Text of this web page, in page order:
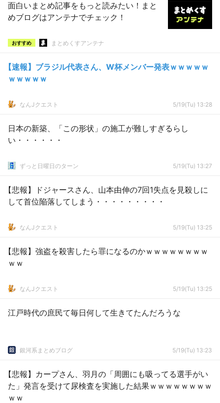
面白いまとめ記事をもっと読みたい！まと
めブログはアンテナでチェック！
おすすめ まとめくすアンテナ
【速報】ブラジル代表さん、W杯メンバー発表ｗｗｗｗｗ
ｗｗｗｗｗ
なんJクエスト 5/19(Tu) 13:28
日本の新築、「この形状」の施工が難しすぎるらし
い・・・・・・
ずっと日曜日のターン 5/19(Tu) 13:27
【悲報】ドジャースさん、山本由伸の7回1失点を見殺しに
して首位陥落してしまう・・・・・・・・・
なんJクエスト 5/19(Tu) 13:25
【悲報】強盗を殺害したら罪になるのかｗｗｗｗｗｗｗｗ
ｗｗ
なんJクエスト 5/19(Tu) 13:25
江戸時代の庶民て毎日何して生きてたんだろうな
銀河系まとめブログ 5/19(Tu) 13:23
【悲報】カープさん、羽月の「周囲にも吸ってる選手がい
た」発言を受けて尿検査を実施した結果ｗｗｗｗｗｗｗｗ
ｗｗ